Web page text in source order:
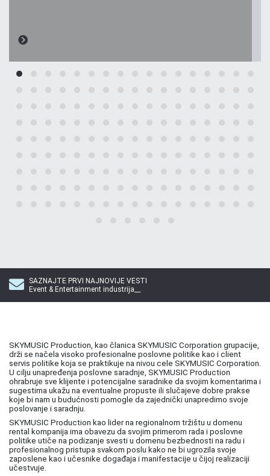
SAZNAJTE PRVI NAJNOVIJE VESTI
Event & Entertainment industrija__
SKYMUSIC Production, kao članica SKYMUSIC Corporation grupacije,
drži se načela visoko profesionalne poslovne politike kao i client
servis politike koja se praktikuje na nivou cele SKYMUSIC Corporation.
U cilju unapređenja poslovne saradnje, SKYMUSIC Production
ohrabruje sve klijente i potencijalne saradnike da svojim komentarima i
sugestima ukažu na eventualne propuste ili slučajeve dobre prakse
koje bi nam u budućnosti pomogle da zajednički unapredimo svoje
poslovanje i saradnju.
SKYMUSIC Production kao lider na regionalnom tržištu u domenu
rental kompanija ima obavezu da svojim primerom rada i poslovne
politike utiče na podizanje svesti u domenu bezbednosti na radu i
profesionalnog pristupa svakom poslu kako ne bi ugrozila svoje
zaposlene kao i učesnike događaja i manifestacije u čijoj realizaciji
učestvuje.